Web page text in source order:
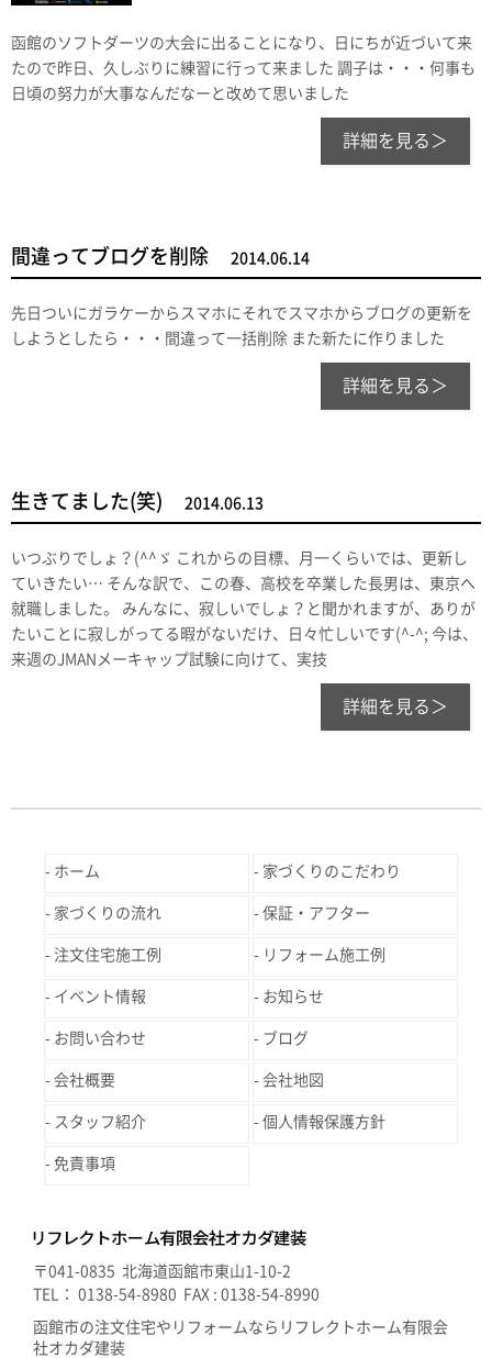
函館のソフトダーツの大会に出ることになり、日にちが近づいて来
たので昨日、久しぶりに練習に行って来ました 調子は・・・何事も
日頃の努力が大事なんだなーと改めて思いました
詳細を見る＞
間違ってブログを削除 2014.06.14
先日ついにガラケーからスマホにそれでスマホからブログの更新を
しようとしたら・・・間違って一括削除 また新たに作りました
詳細を見る＞
生きてました(笑) 2014.06.13
いつぶりでしょ？(^^ゞ これからの目標、月一くらいでは、更新し
ていきたい… そんな訳で、この春、高校を卒業した長男は、東京へ
就職しました。 みんなに、寂しいでしょ？と聞かれますが、ありが
たいことに寂しがってる暇がないだけ、日々忙しいです(^-^; 今は、
来週のJMANメーキャップ試験に向けて、実技
詳細を見る＞
ホーム 家づくりのこだわり
家づくりの流れ 保証・アフター
注文住宅施工例 リフォーム施工例
イベント情報 お知らせ
お問い合わせ ブログ
会社概要 会社地図
スタッフ紹介 個人情報保護方針
免責事項
〒041-0835 北海道函館市東山1-10-2
TEL： 0138-54-8980 FAX : 0138-54-8990
函館市の注文住宅やリフォームならリフレクトホーム有限会
社オカダ建装